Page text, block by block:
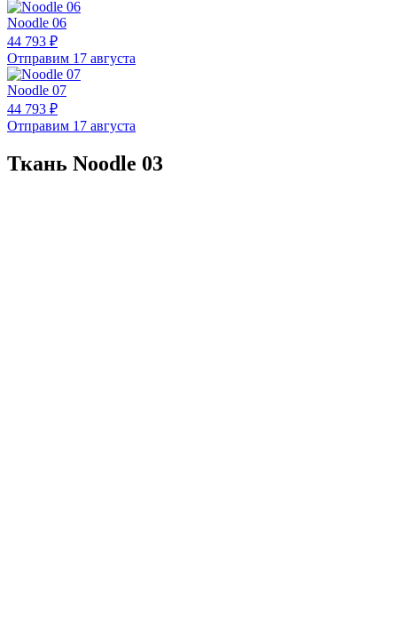
Noodle 06
44 793 ₽
Отправим 17 августа
Noodle 07
44 793 ₽
Отправим 17 августа
Ткань Noodle 03